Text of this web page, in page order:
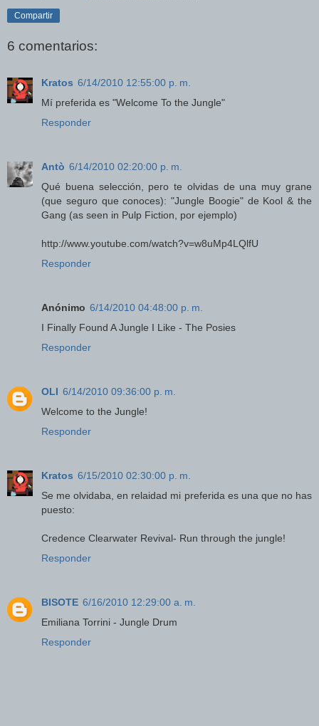
Compartir
6 comentarios:
Kratos 6/14/2010 12:55:00 p. m.
Mí preferida es "Welcome To the Jungle"
Responder
Antò 6/14/2010 02:20:00 p. m.
Qué buena selección, pero te olvidas de una muy grane
(que seguro que conoces): "Jungle Boogie" de Kool & the
Gang (as seen in Pulp Fiction, por ejemplo)
http://www.youtube.com/watch?v=w8uMp4LQlfU
Responder
Anónimo 6/14/2010 04:48:00 p. m.
I Finally Found A Jungle I Like - The Posies
Responder
OLI 6/14/2010 09:36:00 p. m.
Welcome to the Jungle!
Responder
Kratos 6/15/2010 02:30:00 p. m.
Se me olvidaba, en relaidad mi preferida es una que no has
puesto:
Credence Clearwater Revival- Run through the jungle!
Responder
BISOTE 6/16/2010 12:29:00 a. m.
Emiliana Torrini - Jungle Drum
Responder